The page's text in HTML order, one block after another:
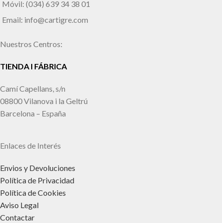
Móvil: (034) 639 34 38 01
Email: info@cartigre.com
Nuestros Centros:
TIENDA I FÁBRICA
Camí Capellans, s/n
08800 Vilanova i la Geltrú
Barcelona – España
Enlaces de Interés
Envios y Devoluciones
Política de Privacidad
Política de Cookies
Aviso Legal
Contactar